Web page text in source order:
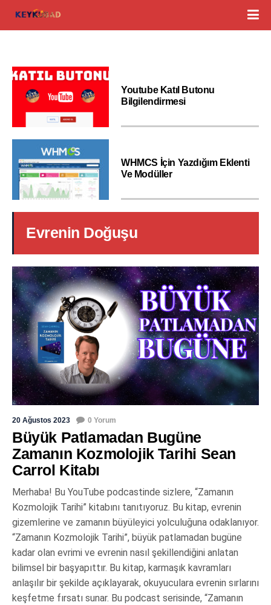
Youtube Katıl Butonu
Bilgilendirmesi
WHMCS İçin Yazdığım Eklenti
Ve Modüller
Evrenin Doğuşu
20 Ağustos 2023 0 Yorum
Büyük Patlamadan Bugüne
Zamanın Kozmolojik Tarihi Sean
Carrol Kitabı
Merhaba! Bu YouTube podcastinde sizlere, “Zamanın
Kozmolojik Tarihi” kitabını tanıtıyoruz. Bu kitap, evrenin
gizemlerine ve zamanın büyüleyici yolculuğuna odaklanıyor.
“Zamanın Kozmolojik Tarihi”, büyük patlamadan bugüne
kadar olan evrimi ve evrenin nasıl şekillendiğini anlatan
bilimsel bir başyapıttır. Bu kitap, karmaşık kavramları
anlaşılır bir şekilde açıklayarak, okuyuculara evrenin sırlarını
keşfetme fırsatı sunar. Bu podcast serisinde, “Zamanın